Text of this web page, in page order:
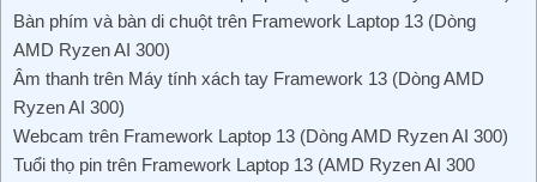
Bàn phím và bàn di chuột trên Framework Laptop 13 (Dòng
AMD Ryzen AI 300)
Âm thanh trên Máy tính xách tay Framework 13 (Dòng AMD
Ryzen AI 300)
Webcam trên Framework Laptop 13 (Dòng AMD Ryzen AI 300)
Tuổi thọ pin trên Framework Laptop 13 (AMD Ryzen AI 300